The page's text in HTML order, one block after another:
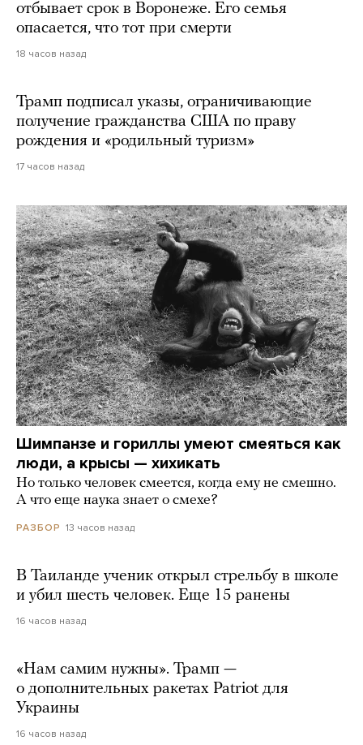
отбывает срок в Воронеже. Его семья
опасается, что тот при смерти
18 часов назад
Трамп подписал указы, ограничивающие
получение гражданства США по праву
рождения и «родильный туризм»
17 часов назад
Шимпанзе и гориллы умеют смеяться как
люди, а крысы — хихикать
Но только человек смеется, когда ему не смешно.
А что еще наука знает о смехе?
РАЗБОР 13 часов назад
В Таиланде ученик открыл стрельбу в школе
и убил шесть человек. Еще 15 ранены
16 часов назад
«Нам самим нужны». Трамп —
о дополнительных ракетах Patriot для
Украины
16 часов назад